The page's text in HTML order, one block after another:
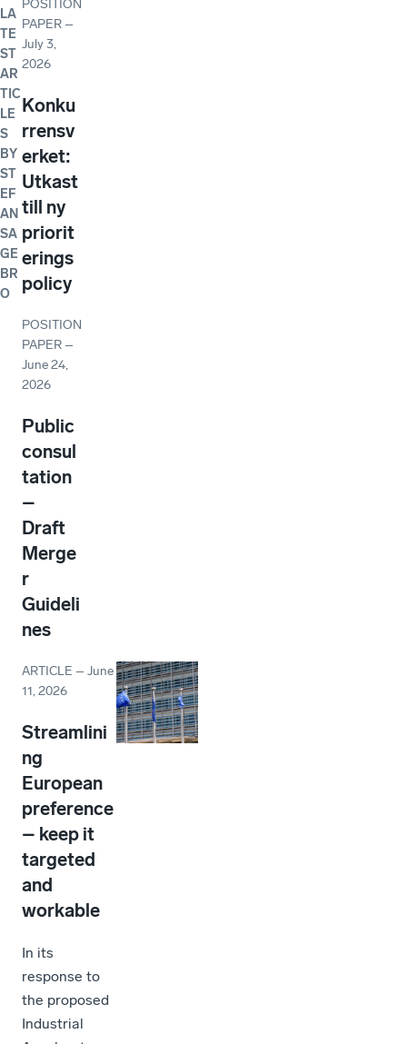
LA
TE
ST
AR
TIC
LE
S
BY
ST
EF
AN
SA
GE
BR
O
POSITION
PAPER –
July 3,
2026
Konku
rrensv
erket:
Utkast
till ny
priorit
erings
policy
POSITION
PAPER –
June 24,
2026
Public
consul
tation
–
Draft
Merge
r
Guideli
nes
ARTICLE –June
11, 2026
Streamlini
ng
European
preference
– keep it
targeted
and
workable
In its
response to
the proposed
Industrial